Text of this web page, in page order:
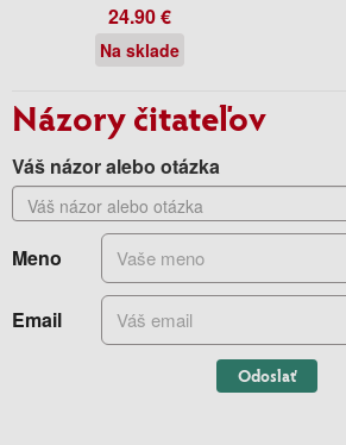
24.90 €
Na sklade
Názory čitateľov
Váš názor alebo otázka
Meno
Email
Odoslať